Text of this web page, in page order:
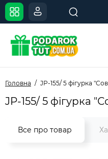
Головна JP-155/ 5 фігурка
JP-155/ 5 фігурка
Все про товар